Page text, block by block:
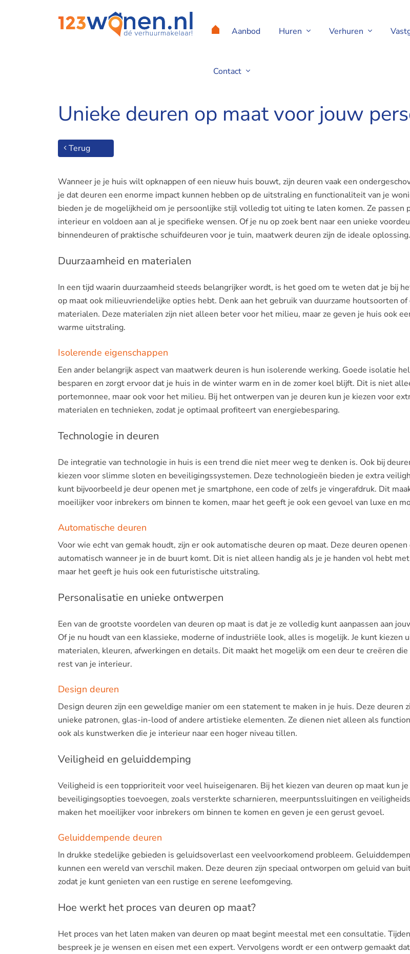
Aanbod Huren Verhuren
Contact
Unieke deuren op maat voor jouw persoonlijke stijl
Unieke deuren op maat voor jouw
Terug
Wanneer je je huis wilt opknappen of een nieuw huis bouwt, zijn deuren vaak een
je dat deuren een enorme impact kunnen hebben op de uitstraling en functionaliteit van je
bieden je de mogelijkheid om je persoonlijke stijl volledig tot uiting te laten komen. Ze passen
interieur en voldoen aan al je specifieke wensen. Of je nu op zoek bent naar een unieke
binnendeuren of praktische schuifdeuren voor je tuin, maatwerk deuren zijn de ideale oplossing.
Duurzaamheid en materialen
In een tijd waarin duurzaamheid steeds belangrijker wordt, is het goed om te weten dat je bij
op maat ook milieuvriendelijke opties hebt. Denk aan het gebruik van duurzame houtsoorten of
materialen. Deze materialen zijn niet alleen beter voor het milieu, maar ze geven je huis ook
warme uitstraling.
Isolerende eigenschappen
Een ander belangrijk aspect van maatwerk deuren is hun isolerende werking. Goede isolatie
besparen en zorgt ervoor dat je huis in de winter warm en in de zomer koel blijft. Dit is niet
portemonnee, maar ook voor het milieu. Bij het ontwerpen van je deuren kun je kiezen voor
materialen en technieken, zodat je optimaal profiteert van energiebesparing.
Technologie in deuren
De integratie van technologie in huis is een trend die niet meer weg te denken is. Ook bij
kiezen voor slimme sloten en beveiligingssystemen. Deze technologieën bieden je extra
kunt bijvoorbeeld je deur openen met je smartphone, een code of zelfs je vingerafdruk. Dit
moeilijker voor inbrekers om binnen te komen, maar het geeft je ook een gevoel van luxe en
Automatische deuren
Voor wie echt van gemak houdt, zijn er ook automatische deuren op maat. Deze deuren
automatisch wanneer je in de buurt komt. Dit is niet alleen handig als je je handen vol hebt
maar het geeft je huis ook een futuristische uitstraling.
Personalisatie en unieke ontwerpen
Een van de grootste voordelen van deuren op maat is dat je ze volledig kunt aanpassen aan
Of je nu houdt van een klassieke, moderne of industriële look, alles is mogelijk. Je kunt kiezen
materialen, kleuren, afwerkingen en details. Dit maakt het mogelijk om een deur te creëren
rest van je interieur.
Design deuren
Design deuren zijn een geweldige manier om een statement te maken in je huis. Deze deuren
unieke patronen, glas-in-lood of andere artistieke elementen. Ze dienen niet alleen als
ook als kunstwerken die je interieur naar een hoger niveau tillen.
Veiligheid en geluiddemping
Veiligheid is een topprioriteit voor veel huiseigenaren. Bij het kiezen van deuren op maat kun
beveiligingsopties toevoegen, zoals versterkte scharnieren, meerpuntssluitingen en
maken het moeilijker voor inbrekers om binnen te komen en geven je een gerust gevoel.
Geluiddempende deuren
In drukke stedelijke gebieden is geluidsoverlast een veelvoorkomend probleem.
kunnen een wereld van verschil maken. Deze deuren zijn speciaal ontworpen om geluid van
zodat je kunt genieten van een rustige en serene leefomgeving.
Hoe werkt het proces van deuren op maat?
Het proces van het laten maken van deuren op maat begint meestal met een consultatie.
bespreek je je wensen en eisen met een expert. Vervolgens wordt er een ontwerp gemaakt